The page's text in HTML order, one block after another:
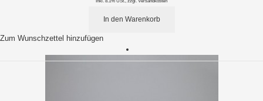
In den Warenkorb
Zum Wunschzettel hinzufügen